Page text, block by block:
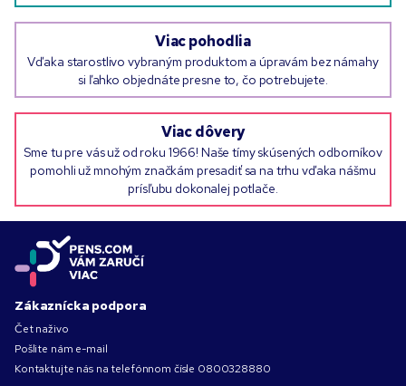
Viac pohodlia
Vďaka starostlivo vybraným produktom a úpravám bez námahy
si ľahko objednáte presne to, čo potrebujete.
Viac dôvery
Sme tu pre vás už od roku 1966! Naše tímy skúsených odborníkov
pomohli už mnohým značkám presadiť sa na trhu vďaka nášmu
prísľubu dokonalej potlače.
Zákaznícka podpora
Čet naživo
Pošlite nám e-mail
Kontaktujte nás na telefónnom čísle 0800328880